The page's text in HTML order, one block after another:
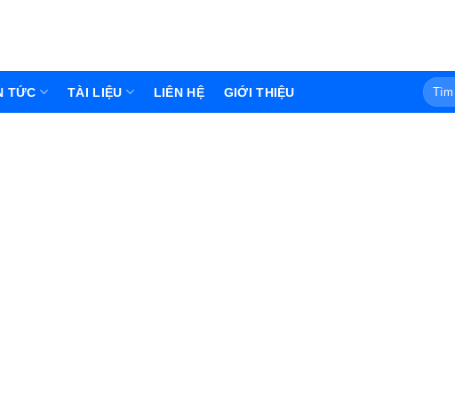
TỨC TÀI LIỆU LIÊN HỆ GIỚI THIỆU
Tìm
kiếm: